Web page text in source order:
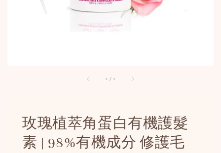
1 /1
玫瑰植萃角蛋白有機護髮
素 | 98%有機成分 修護毛